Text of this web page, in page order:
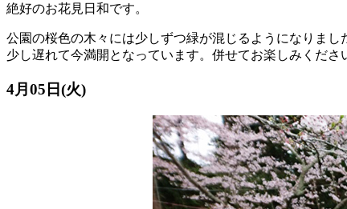
絶好のお花見日和です。
公園の桜色の木々には少しずつ緑が混じるようになりまし
少し遅れて今満開となっています。併せてお楽しみくださ
4月05日(火)